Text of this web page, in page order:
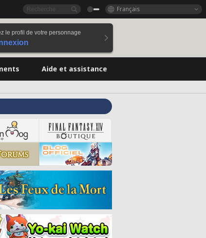
Français
le profil de votre personnage
Aide et assistance